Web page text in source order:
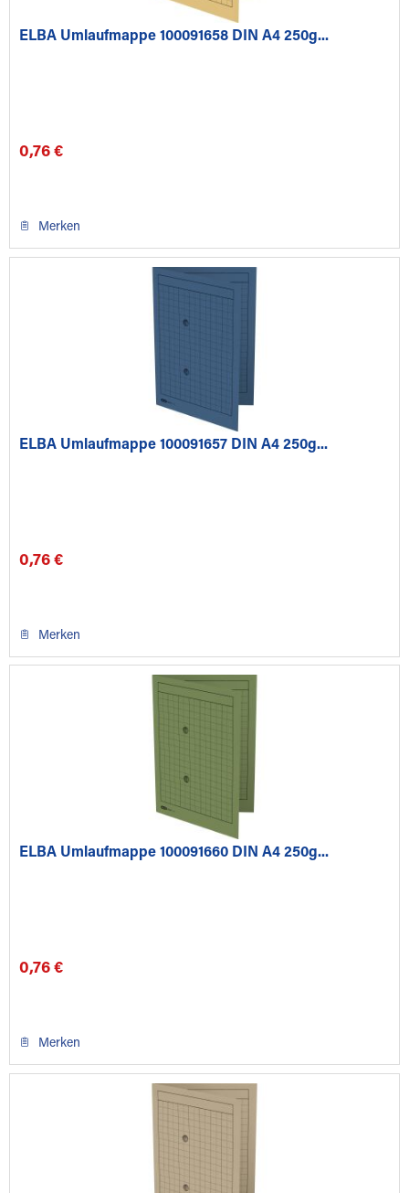
ELBA Umlaufmappe 100091658 DIN A4 250g...
0,76 €
Merken
ELBA Umlaufmappe 100091657 DIN A4 250g...
0,76 €
Merken
ELBA Umlaufmappe 100091660 DIN A4 250g...
0,76 €
Merken